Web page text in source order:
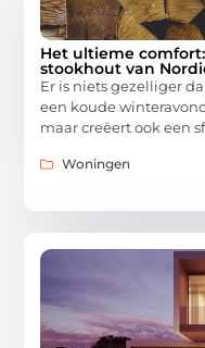
Het ultieme
stookhout van
Er is niets gezelliger
een koude
maar creëert ook een
Woningen